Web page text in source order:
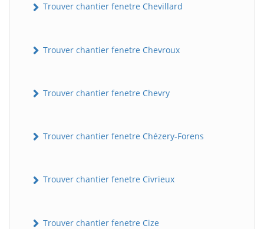
Trouver chantier fenetre Chevillard
Trouver chantier fenetre Chevroux
Trouver chantier fenetre Chevry
Trouver chantier fenetre Chézery-Forens
Trouver chantier fenetre Civrieux
Trouver chantier fenetre Cize